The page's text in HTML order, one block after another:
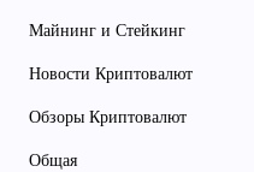
Майнинг и Стейкинг
Новости Криптовалют
Обзоры Криптовалют
Общая